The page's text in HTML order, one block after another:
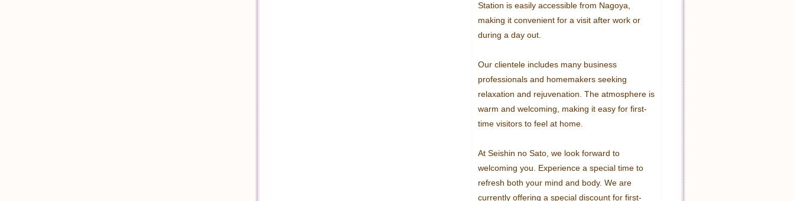
Station is easily accessible from Nagoya,
making it convenient for a visit after work or
during a day out.
Our clientele includes many business
professionals and homemakers seeking
relaxation and rejuvenation. The atmosphere is
warm and welcoming, making it easy for first-
time visitors to feel at home.
At Seishin no Sato, we look forward to
welcoming you. Experience a special time to
refresh both your mind and body. We are
currently offering a special discount for first-